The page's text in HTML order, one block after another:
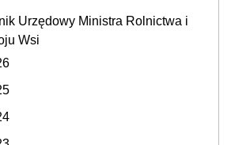
Urzędowy Ministra Rolnictwa i
Wsi